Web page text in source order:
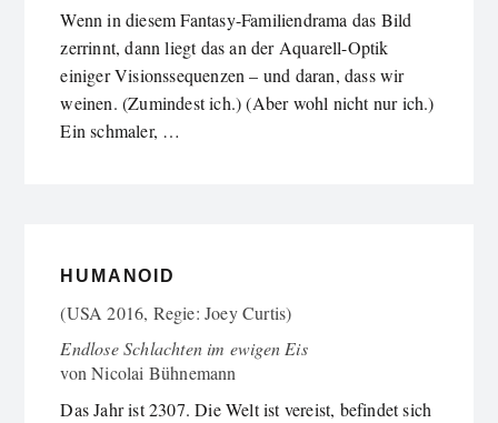
Wenn in diesem Fantasy-Familiendrama das Bild
zerrinnt, dann liegt das an der Aquarell-Optik
einiger Visionssequenzen – und daran, dass wir
weinen. (Zumindest ich.) (Aber wohl nicht nur ich.)
Ein schmaler, …
HUMANOID
(USA 2016, Regie: Joey Curtis)
Endlose Schlachten im ewigen Eis
vonNicolai Bühnemann
Das Jahr ist 2307. Die Welt ist vereist, befindet sich